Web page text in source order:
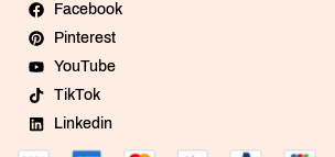
Facebook
Pinterest
YouTube
TikTok
Linkedin